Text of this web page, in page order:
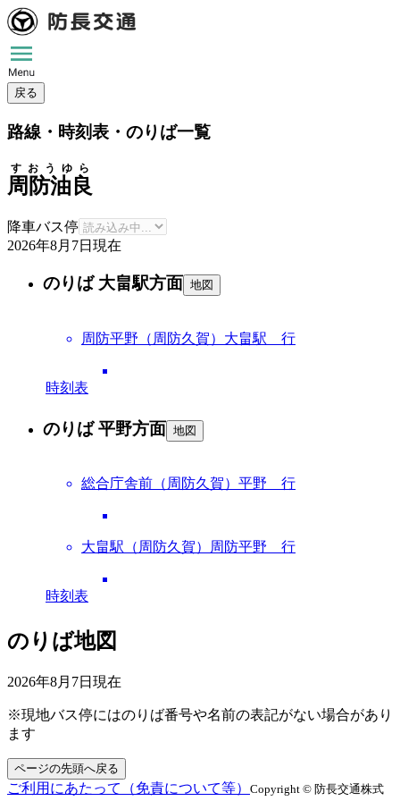
戻る
路線・時刻表・のりば一覧
周防油良
すおうゆら
降車バス停
2026年8月7日 現在
のりば 大畠駅方面 地図
周防平野（周防久賀）大畠駅 行
時刻表
のりば 平野方面 地図
総合庁舎前（周防久賀）平野 行
大畠駅（周防久賀）周防平野 行
時刻表
のりば地図
2026年8月7日 現在
※現地バス停にはのりば番号や名前の表記がない場合があり
ます
ページの先頭へ戻る
ご利用にあたって（免責について等） Copyright © 防長交通株式